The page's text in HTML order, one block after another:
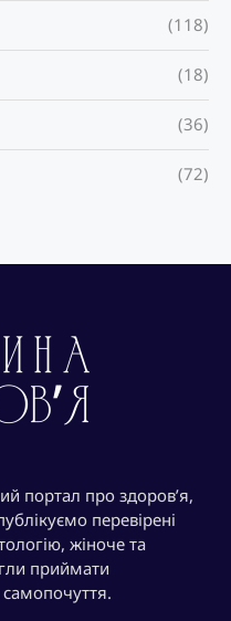
(118)
(18)
(36)
(72)
портал про здоров’я,
перевірені
жіноче та
приймати